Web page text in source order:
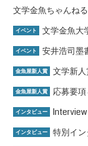
文学金魚ちゃんねる
イベント 文学金魚大
イベント 安井浩司墨
金魚屋新人賞 文学新
金魚屋新人賞 応募要
インタビュー
インタビュー 特別イ